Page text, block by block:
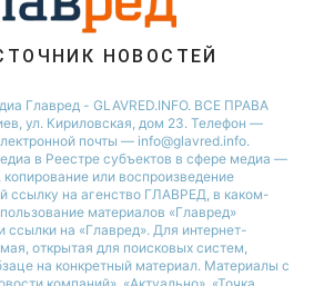
НОВОСТЕЙ
Главред - GLAVRED.INFO. ВСЕ ПРАВА
ул. Кириловская, дом 23. Телефон —
почты — info@glavred.info.
в Реестре cубъектов в сфере медиа —
копирование или воспроизведение
ссылку на агенство ГЛАВРЕД, в каком-
материалов «Главред»
ссылки на «Главред». Для интернет-
открытая для поисковых систем,
на конкретный материал. Материалы с